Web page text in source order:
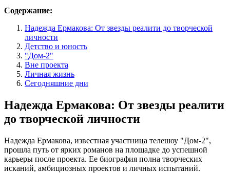
Содержание:
Надежда Ермакова: От звезды реалити до творческой
личности
Детство и юность
"Дом-2"
Вне проекта
Личная жизнь
Сегодняшние дни
Надежда Ермакова: От звезды реалити
до творческой личности
Надежда Ермакова, известная участница телешоу "Дом-2",
прошла путь от ярких романов на площадке до успешной
карьеры после проекта. Ее биография полна творческих
исканий, амбициозных проектов и личных испытаний.